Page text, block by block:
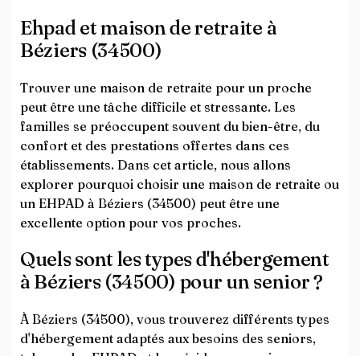
Ehpad et maison de retraite à
Béziers (34500)
Trouver une maison de retraite pour un proche
peut être une tâche difficile et stressante. Les
familles se préoccupent souvent du bien-être, du
confort et des prestations offertes dans ces
établissements. Dans cet article, nous allons
explorer pourquoi choisir une maison de retraite ou
un EHPAD à Béziers (34500) peut être une
excellente option pour vos proches.
Quels sont les types d'hébergement
à Béziers (34500) pour un senior ?
À Béziers (34500), vous trouverez différents types
d'hébergement adaptés aux besoins des seniors,